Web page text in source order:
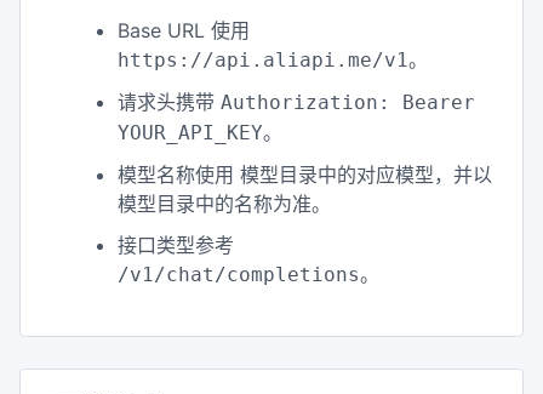
Base URL 使用
https://api.aliapi.me/v1。
请求头携带 Authorization: Bearer
YOUR_API_KEY。
模型名称使用 模型目录中的对应模型，并以
模型目录中的名称为准。
接口类型参考
/v1/chat/completions。